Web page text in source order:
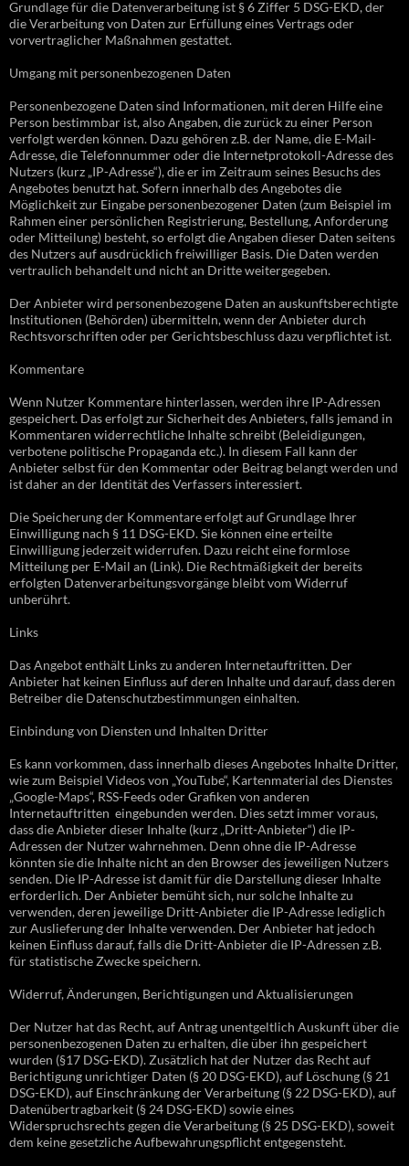
Grundlage für die Datenverarbeitung ist § 6 Ziffer 5 DSG-EKD, der
die Verarbeitung von Daten zur Erfüllung eines Vertrags oder
vorvertraglicher Maßnahmen gestattet.
Umgang mit personenbezogenen Daten
Personenbezogene Daten sind Informationen, mit deren Hilfe eine
Person bestimmbar ist, also Angaben, die zurück zu einer Person
verfolgt werden können. Dazu gehören z.B. der Name, die E-Mail-
Adresse, die Telefonnummer oder die Internetprotokoll-Adresse des
Nutzers (kurz „IP-Adresse“), die er im Zeitraum seines Besuchs des
Angebotes benutzt hat. Sofern innerhalb des Angebotes die
Möglichkeit zur Eingabe personenbezogener Daten (zum Beispiel im
Rahmen einer persönlichen Registrierung, Bestellung, Anforderung
oder Mitteilung) besteht, so erfolgt die Angaben dieser Daten seitens
des Nutzers auf ausdrücklich freiwilliger Basis. Die Daten werden
vertraulich behandelt und nicht an Dritte weitergegeben.
Der Anbieter wird personenbezogene Daten an auskunftsberechtigte
Institutionen (Behörden) übermitteln, wenn der Anbieter durch
Rechtsvorschriften oder per Gerichtsbeschluss dazu verpflichtet ist.
Kommentare
Wenn Nutzer Kommentare hinterlassen, werden ihre IP-Adressen
gespeichert. Das erfolgt zur Sicherheit des Anbieters, falls jemand in
Kommentaren widerrechtliche Inhalte schreibt (Beleidigungen,
verbotene politische Propaganda etc.). In diesem Fall kann der
Anbieter selbst für den Kommentar oder Beitrag belangt werden und
ist daher an der Identität des Verfassers interessiert.
Die Speicherung der Kommentare erfolgt auf Grundlage Ihrer
Einwilligung nach § 11 DSG-EKD. Sie können eine erteilte
Einwilligung jederzeit widerrufen. Dazu reicht eine formlose
Mitteilung per E-Mail an (Link). Die Rechtmäßigkeit der bereits
erfolgten Datenverarbeitungsvorgänge bleibt vom Widerruf
unberührt.
Links
Das Angebot enthält Links zu anderen Internetauftritten. Der
Anbieter hat keinen Einfluss auf deren Inhalte und darauf, dass deren
Betreiber die Datenschutzbestimmungen einhalten.
Einbindung von Diensten und Inhalten Dritter
Es kann vorkommen, dass innerhalb dieses Angebotes Inhalte Dritter,
wie zum Beispiel Videos von „YouTube“, Kartenmaterial des Dienstes
„Google-Maps“, RSS-Feeds oder Grafiken von anderen
Internetauftritten eingebunden werden. Dies setzt immer voraus,
dass die Anbieter dieser Inhalte (kurz „Dritt-Anbieter“) die IP-
Adressen der Nutzer wahrnehmen. Denn ohne die IP-Adresse
könnten sie die Inhalte nicht an den Browser des jeweiligen Nutzers
senden. Die IP-Adresse ist damit für die Darstellung dieser Inhalte
erforderlich. Der Anbieter bemüht sich, nur solche Inhalte zu
verwenden, deren jeweilige Dritt-Anbieter die IP-Adresse lediglich
zur Auslieferung der Inhalte verwenden. Der Anbieter hat jedoch
keinen Einfluss darauf, falls die Dritt-Anbieter die IP-Adressen z.B.
für statistische Zwecke speichern.
Widerruf, Änderungen, Berichtigungen und Aktualisierungen
Der Nutzer hat das Recht, auf Antrag unentgeltlich Auskunft über die
personenbezogenen Daten zu erhalten, die über ihn gespeichert
wurden (§17 DSG-EKD). Zusätzlich hat der Nutzer das Recht auf
Berichtigung unrichtiger Daten (§ 20 DSG-EKD), auf Löschung (§ 21
DSG-EKD), auf Einschränkung der Verarbeitung (§ 22 DSG-EKD), auf
Datenübertragbarkeit (§ 24 DSG-EKD) sowie eines
Widerspruchsrechts gegen die Verarbeitung (§ 25 DSG-EKD), soweit
dem keine gesetzliche Aufbewahrungspflicht entgegensteht.